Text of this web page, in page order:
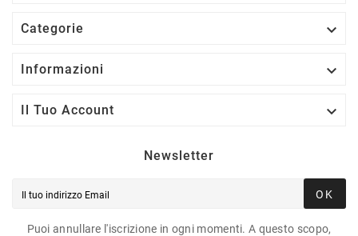
Categorie 
Informazioni 
Il Tuo Account 
Newsletter
OK
Puoi annullare l'iscrizione in ogni momenti. A questo scopo,